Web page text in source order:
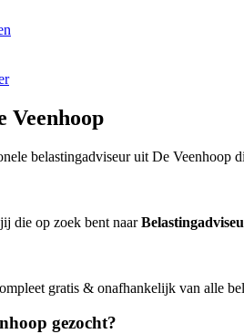
Veenhoop
belastingadviseur uit De Veenhoop
die op zoek bent naar
gratis & onafhankelijk van alle
gezocht?